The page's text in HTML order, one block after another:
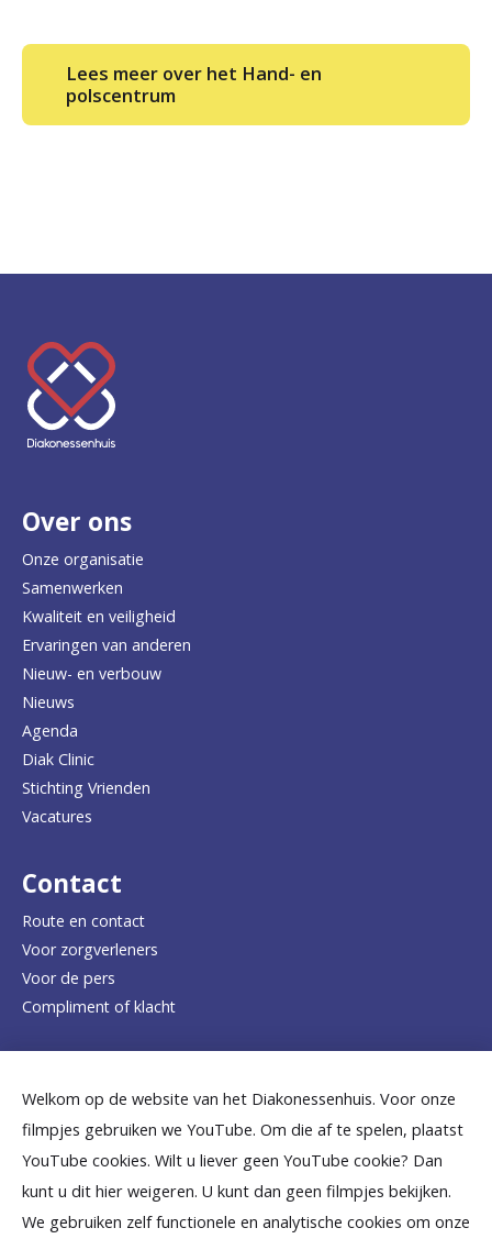
Lees meer over het Hand- en
polscentrum
Welkom op de website van het Diakonessenhuis. Voor onze
filmpjes gebruiken we YouTube. Om die af te spelen, plaatst
YouTube cookies. Wilt u liever geen YouTube cookie? Dan
kunt u dit hier weigeren. U kunt dan geen filmpjes bekijken.
We gebruiken zelf functionele en analytische cookies om onze
K
e
e
t
e
r
u
g
n
a
a
d
e
h
o
p
a
g
e
Over ons
Onze organisatie
Samenwerken
Kwaliteit en veiligheid
Ervaringen van anderen
Nieuw- en verbouw
Nieuws
Agenda
Diak Clinic
Stichting Vrienden
Vacatures
Contact
Route en contact
Voor zorgverleners
Voor de pers
Compliment of klacht
Dicht bij jou
B
e
k
B
e
k
B
e
k
B
e
k
B
e
k